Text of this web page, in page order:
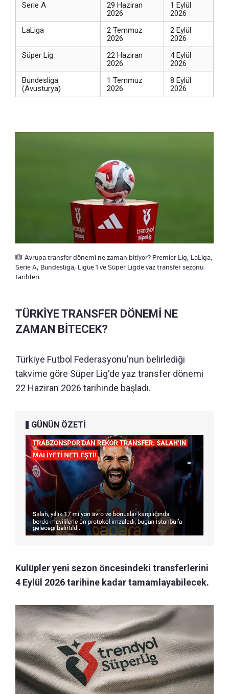
Serie A
29 Haziran
2026
1 Eylül
2026
LaLiga
2 Temmuz
2026
2 Eylül
2026
Süper Lig
22 Haziran
2026
4 Eylül
2026
Bundesliga
(Avusturya)
1 Temmuz
2026
8 Eylül
2026
Avrupa transfer dönemi ne zaman bitiyor? Premier Lig, LaLiga,
Serie A, Bundesliga, Ligue 1 ve Süper Ligde yaz transfer sezonu
tarihleri
TÜRKİYE TRANSFER DÖNEMİ NE
ZAMAN BİTECEK?
Türkiye Futbol Federasyonu'nun belirlediği
takvime göre Süper Lig'de yaz transfer dönemi
22 Haziran 2026 tarihinde başladı.
GÜNÜN ÖZETİ
Kulüpler yeni sezon öncesindeki transferlerini
4 Eylül 2026 tarihine kadar tamamlayabilecek.